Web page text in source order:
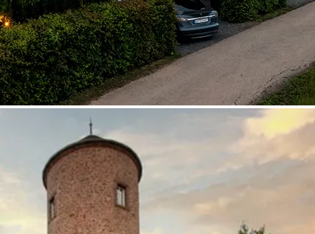
Baby welkom
Massages boekbaar
Boekbaar voor 1 overnachting
Ontbijtservice boekbaar
Reset filter
Zoeken